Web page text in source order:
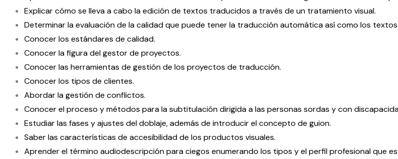
Explicar cómo se lleva a cabo la edición de textos traducidos a través de un tratamiento visual.
Determinar la evaluación de la calidad que puede tener la traducción automática así como los
Conocer los estándares de calidad.
Conocer la figura del gestor de proyectos.
Conocer las herramientas de gestión de los proyectos de traducción.
Conocer los tipos de clientes.
Abordar la gestión de conflictos.
Conocer el proceso y métodos para la subtitulación dirigida a las personas sordas y con
Estudiar las fases y ajustes del doblaje, además de introducir el concepto de guion.
Saber las características de accesibilidad de los productos visuales.
Aprender el término audiodescripción para ciegos enumerando los tipos y el perfil profesional que